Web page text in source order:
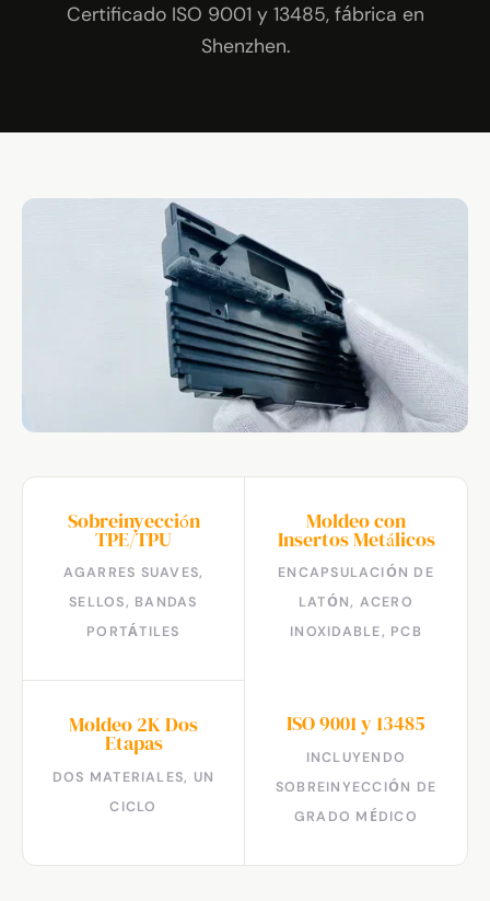
Certificado ISO 9001 y 13485, fábrica en
Shenzhen.
Sobreinyección
TPE/TPU
AGARRES SUAVES,
SELLOS, BANDAS
PORTÁTILES
Moldeo con
Insertos Metálicos
ENCAPSULACIÓN DE
LATÓN, ACERO
INOXIDABLE, PCB
Moldeo 2K Dos
Etapas
DOS MATERIALES, UN
CICLO
ISO 9001 y 13485
INCLUYENDO
SOBREINYECCIÓN DE
GRADO MÉDICO